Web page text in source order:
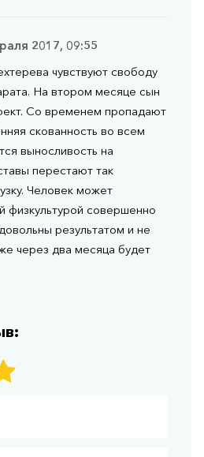
2017, 09:55
чувствуют свободу
На втором месяце сын
Со временем пропадают
скованность во всем
выносливость на
перестают так
Человек может
физкультурой совершенно
результатом и не
через два месяца будет